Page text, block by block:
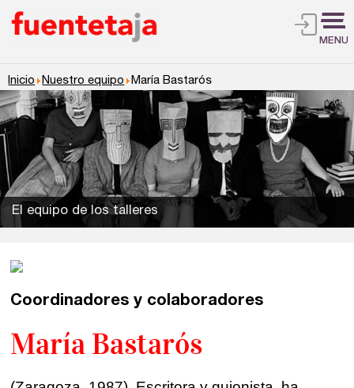
MENU
Presenciales en Madrid
Talleres de escritura
Inicio Nuestro equipo María Bastarós
El equipo de los talleres
Coordinadores y colaboradores
María Bastarós